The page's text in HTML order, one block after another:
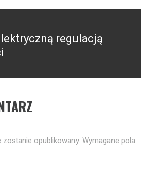
regulacją
opublikowany. Wymagane pola